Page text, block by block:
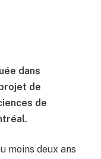
dans
de
de
moins deux ans